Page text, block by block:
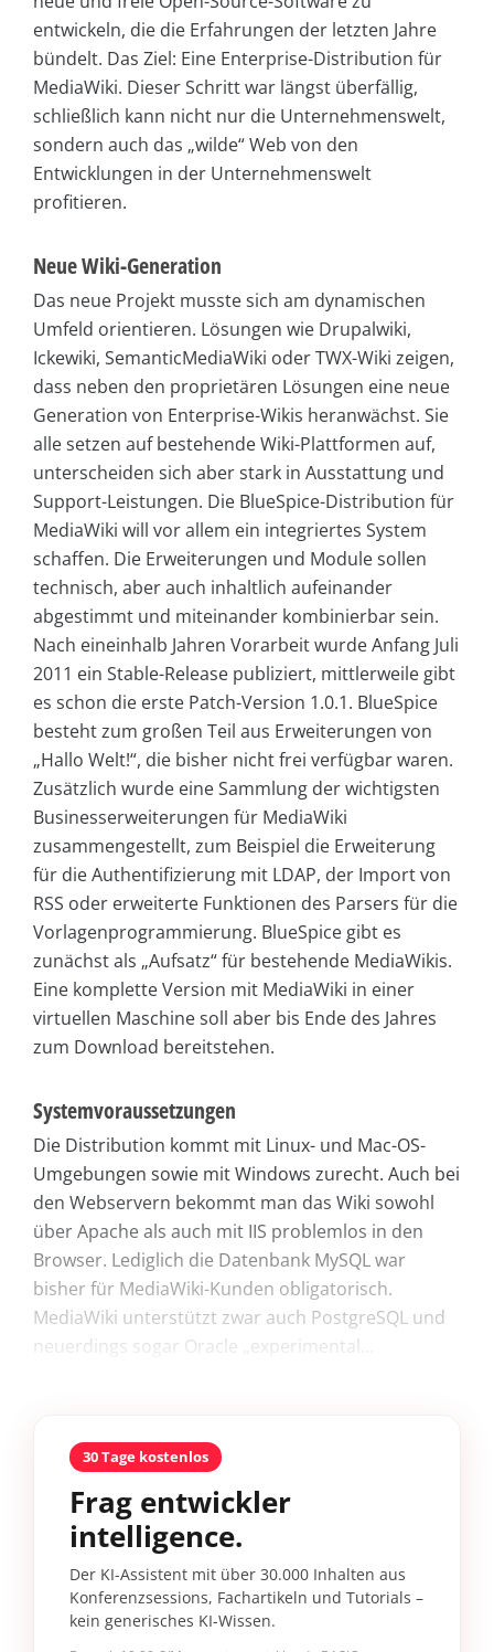
entwickeln, die die Erfahrungen der letzten Jahre
bündelt. Das Ziel: Eine Enterprise-Distribution für
MediaWiki. Dieser Schritt war längst überfällig,
schließlich kann nicht nur die Unternehmenswelt,
sondern auch das „wilde“ Web von den
Entwicklungen in der Unternehmenswelt
profitieren.
Neue Wiki-Generation
Das neue Projekt musste sich am dynamischen
Umfeld orientieren. Lösungen wie Drupalwiki,
Ickewiki, SemanticMediaWiki oder TWX-Wiki zeigen,
dass neben den proprietären Lösungen eine neue
Generation von Enterprise-Wikis heranwächst. Sie
alle setzen auf bestehende Wiki-Plattformen auf,
unterscheiden sich aber stark in Ausstattung und
Support-Leistungen. Die BlueSpice-Distribution für
MediaWiki will vor allem ein integriertes System
schaffen. Die Erweiterungen und Module sollen
technisch, aber auch inhaltlich aufeinander
abgestimmt und miteinander kombinierbar sein.
Nach eineinhalb Jahren Vorarbeit wurde Anfang Juli
2011 ein Stable-Release publiziert, mittlerweile gibt
es schon die erste Patch-Version 1.0.1. BlueSpice
besteht zum großen Teil aus Erweiterungen von
„Hallo Welt!“, die bisher nicht frei verfügbar waren.
Zusätzlich wurde eine Sammlung der wichtigsten
Businesserweiterungen für MediaWiki
zusammengestellt, zum Beispiel die Erweiterung
für die Authentifizierung mit LDAP, der Import von
RSS oder erweiterte Funktionen des Parsers für die
Vorlagenprogrammierung. BlueSpice gibt es
zunächst als „Aufsatz“ für bestehende MediaWikis.
Eine komplette Version mit MediaWiki in einer
virtuellen Maschine soll aber bis Ende des Jahres
zum Download bereitstehen.
Systemvoraussetzungen
Die Distribution kommt mit Linux- und Mac-OS-
Umgebungen sowie mit Windows zurecht. Auch bei
den Webservern bekommt man das Wiki sowohl
über Apache als auch mit IIS problemlos in den
Browser. Lediglich die Datenbank MySQL war
bisher für MediaWiki-Kunden obligatorisch.
MediaWiki unterstützt zwar auch PostgreSQL und
neuerdings sogar Oracle „experimental...
30 Tage kostenlos
Frag entwickler
intelligence.
Der KI-Assistent mit über 30.000 Inhalten aus
Konferenzsessions, Fachartikeln und Tutorials –
kein generisches KI-Wissen.